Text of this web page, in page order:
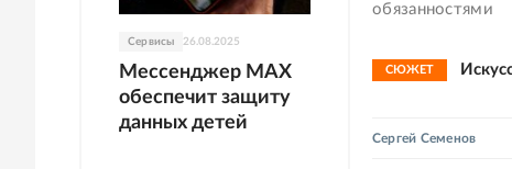
Сервисы 26.08.2025
Мессенджер MAX
обеспечит защиту
данных детей
обязанностями
СЮЖЕТ
Сергей Семенов